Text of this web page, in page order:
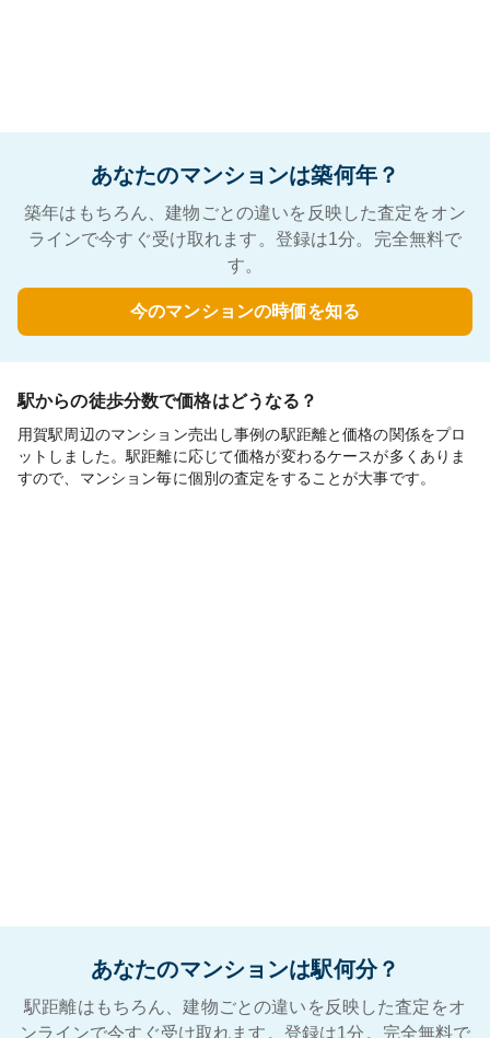
あなたのマンションは築何年？
築年はもちろん、建物ごとの違いを反映した査定をオン
ラインで今すぐ受け取れます。登録は1分。完全無料で
す。
今のマンションの時価を知る
駅からの徒歩分数で価格はどうなる？
用賀駅周辺のマンション売出し事例の駅距離と価格の関係をプロ
ットしました。駅距離に応じて価格が変わるケースが多くありま
すので、マンション毎に個別の査定をすることが大事です。
あなたのマンションは駅何分？
駅距離はもちろん、建物ごとの違いを反映した査定をオ
ンラインで今すぐ受け取れます。登録は1分。完全無料で